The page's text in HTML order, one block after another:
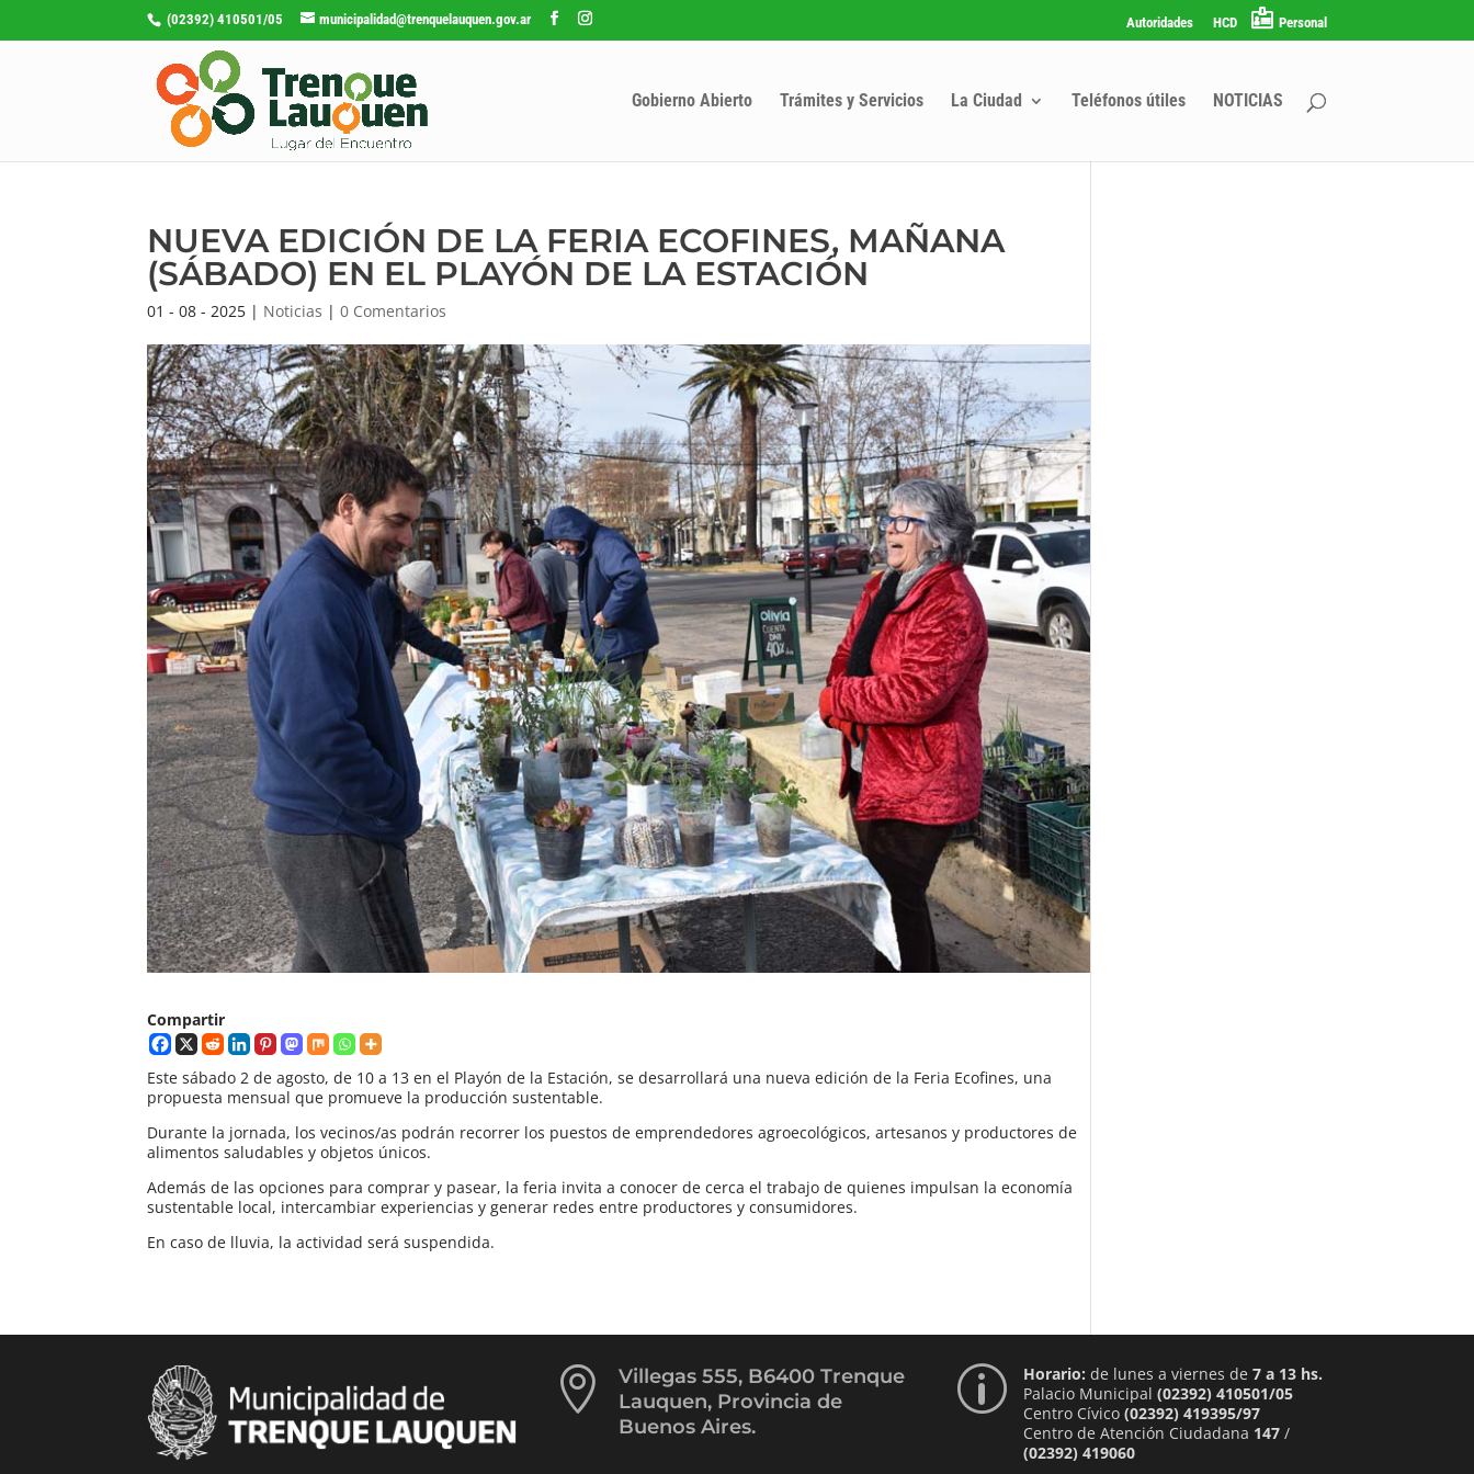
(02392) 410501/05 municipalidad@trenquelauquen.gov.ar Autoridades HCD Personal
Gobierno Abierto Trámites y Servicios La Ciudad Teléfonos útiles NOTICIAS
NUEVA EDICIÓN DE LA FERIA ECOFINES, MAÑANA
(SÁBADO) EN EL PLAYÓN DE LA ESTACIÓN
01 - 08 - 2025 | Noticias |0 Comentarios
Compartir
Este sábado 2 de agosto, de 10 a 13 en el Playón de la Estación, se desarrollará una nueva edición de la Feria Ecofines, una
propuesta mensual que promueve la producción sustentable.
Durante la jornada, los vecinos/as podrán recorrer los puestos de emprendedores agroecológicos, artesanos y productores de
alimentos saludables y objetos únicos.
Además de las opciones para comprar y pasear, la feria invita a conocer de cerca el trabajo de quienes impulsan la economía
sustentable local, intercambiar experiencias y generar redes entre productores y consumidores.
En caso de lluvia, la actividad será suspendida.

Villegas 555, B6400 Trenque
Lauquen, Provincia de
Buenos Aires.
p Horario: de lunes a viernes de 7 a 13 hs.
Palacio Municipal (02392) 410501/05
Centro Cívico (02392) 419395/97
Centro de Atención Ciudadana 147/
(02392) 419060